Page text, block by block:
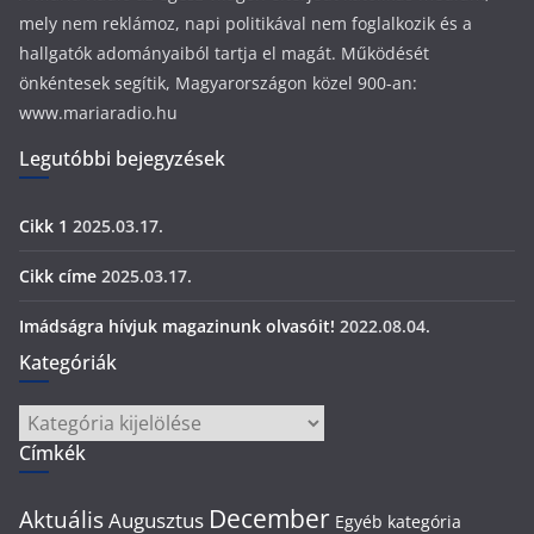
mely nem reklámoz, napi politikával nem foglalkozik és a
hallgatók adományaiból tartja el magát. Működését
önkéntesek segítik, Magyarországon közel 900-an:
www.mariaradio.hu
Legutóbbi bejegyzések
Cikk 1 2025.03.17.
Cikk címe 2025.03.17.
Imádságra hívjuk magazinunk olvasóit! 2022.08.04.
Kategóriák
Kategóriák
Címkék
AktuálisAugusztus December Egyéb kategória